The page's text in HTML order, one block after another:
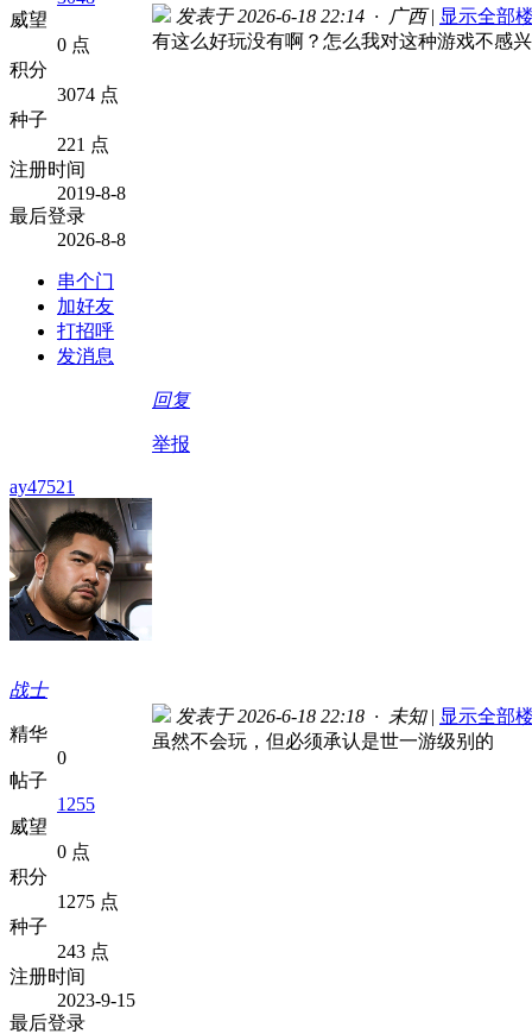
威望
0 点
积分
3074 点
种子
221 点
注册时间
2019-8-8
最后登录
2026-8-8
串个门
加好友
打招呼
发消息
发表于 2026-6-18 22:14 · 广西 | 显示全部
有这么好玩没有啊？怎么我对这种游戏不感
回复
举报
ay47521
战士
精华
0
帖子
1255
威望
0 点
积分
1275 点
种子
243 点
注册时间
2023-9-15
最后登录
发表于 2026-6-18 22:18 · 未知 | 显示全部
虽然不会玩，但必须承认是世一游级别的